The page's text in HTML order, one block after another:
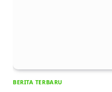
BERITA TERBARU